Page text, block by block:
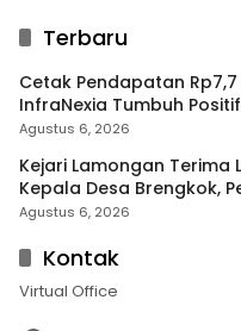
Terbaru
Cetak Pendapatan
InfraNexia Tumbuh
Industri Digital
Agustus 6, 2026
Kejari Lamongan Terima
Kepala Desa Brengkok,
Secara Profesional
Agustus 6, 2026
Kontak
Virtual Office